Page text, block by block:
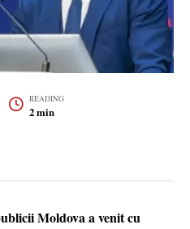
READING
2 min
Moldova a venit cu